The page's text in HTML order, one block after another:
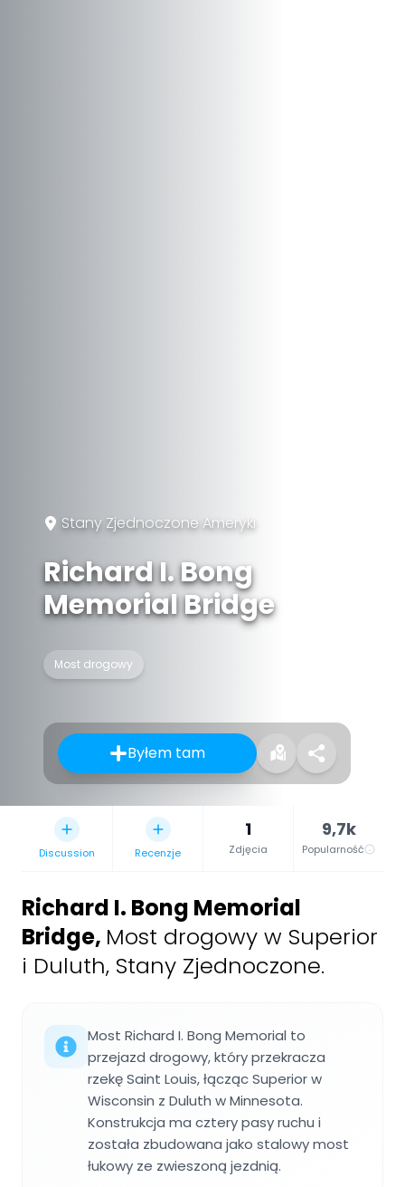
Stany Zjednoczone Ameryki
Richard I. Bong
Memorial Bridge
Most drogowy
Byłem tam
Discussion Recenzje
1
Zdjęcia
9,7k
Popularność
Richard I. Bong Memorial
Bridge, Most drogowy w Superior
i Duluth, Stany Zjednoczone.
Most Richard I. Bong Memorial to
przejazd drogowy, który przekracza
rzekę Saint Louis, łącząc Superior w
Wisconsin z Duluth w Minnesota.
Konstrukcja ma cztery pasy ruchu i
została zbudowana jako stalowy most
łukowy ze zwieszoną jezdnią.